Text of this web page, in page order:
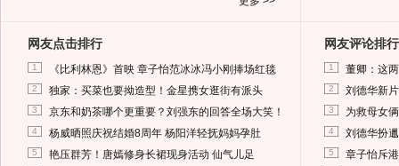
网友点击排行
1 《比利林恩》首映 章子怡范冰冰冯小刚捧场红毯
2 独家：买菜也要拗造型！金星携女逛街有派头
3 京东和奶茶哪个更重要？刘强东的回答全场大笑！
4 杨威晒照庆祝结婚8周年 杨阳洋轻抚妈妈孕肚
5 艳压群芳！唐嫣修身长裙现身活动 仙气儿足
网友评论排行
1 董卿：这
2 刘德华新
3 为救母女
4 刘德华扮
5 章子怡斥